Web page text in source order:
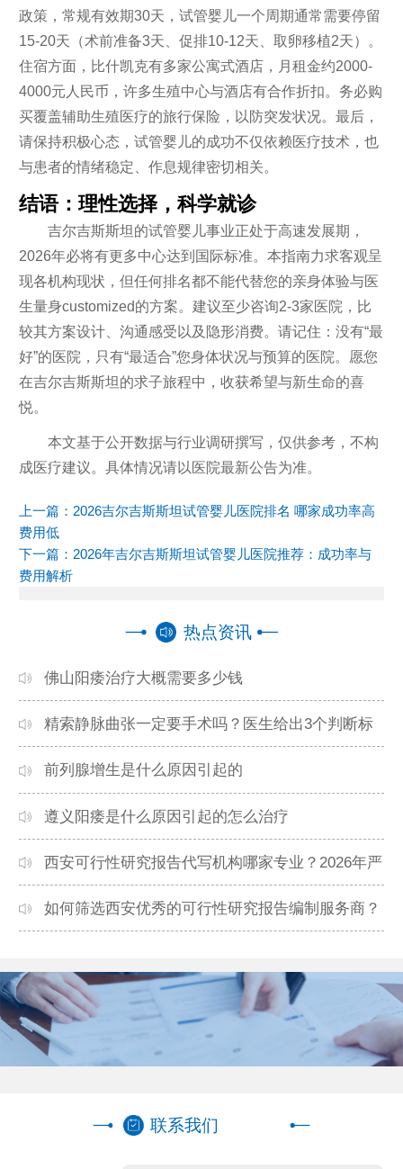
政策，常规有效期30天，试管婴儿一个周期通常需要停留
15-20天（术前准备3天、促排10-12天、取卵移植2天）。
住宿方面，比什凯克有多家公寓式酒店，月租金约2000-
4000元人民币，许多生殖中心与酒店有合作折扣。务必购
买覆盖辅助生殖医疗的旅行保险，以防突发状况。最后，
请保持积极心态，试管婴儿的成功不仅依赖医疗技术，也
与患者的情绪稳定、作息规律密切相关。
结语：理性选择，科学就诊
吉尔吉斯斯坦的试管婴儿事业正处于高速发展期，
2026年必将有更多中心达到国际标准。本指南力求客观呈
现各机构现状，但任何排名都不能代替您的亲身体验与医
生量身customized的方案。建议至少咨询2-3家医院，比
较其方案设计、沟通感受以及隐形消费。请记住：没有“最
好”的医院，只有“最适合”您身体状况与预算的医院。愿您
在吉尔吉斯斯坦的求子旅程中，收获希望与新生命的喜
悦。
本文基于公开数据与行业调研撰写，仅供参考，不构
成医疗建议。具体情况请以医院最新公告为准。
上一篇： 2026吉尔吉斯斯坦试管婴儿医院排名 哪家成功率高
费用低
下一篇： 2026年吉尔吉斯斯坦试管婴儿医院推荐：成功率与
费用解析
热点资讯
佛山阳痿治疗大概需要多少钱
精索静脉曲张一定要手术吗？医生给出3个判断标
准
前列腺增生是什么原因引起的
遵义阳痿是什么原因引起的怎么治疗
西安可行性研究报告代写机构哪家专业？2026年严
谨高效编制方案汇总
如何筛选西安优秀的可行性研究报告编制服务商？
联系我们